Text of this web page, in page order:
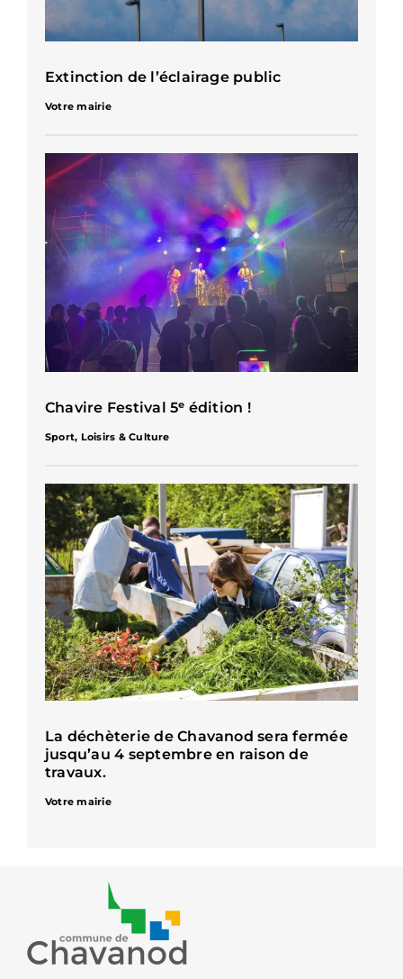
Extinction de l’éclairage public
Votre mairie
Chavire Festival 5ᵉ édition !
Sport, Loisirs & Culture
La déchèterie de Chavanod sera fermée
jusqu’au 4 septembre en raison de
travaux.
Votre mairie